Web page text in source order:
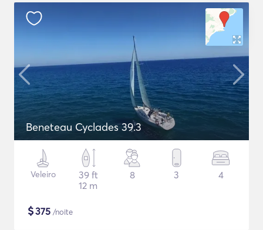
Beneteau Cyclades 39.3
Veleiro
39 ft
12 m
8 3 4
$375 /noite